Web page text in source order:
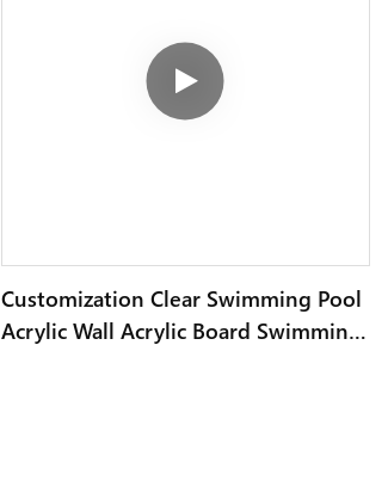
Customization Clear Swimming Pool
Acrylic Wall Acrylic Board Swimming